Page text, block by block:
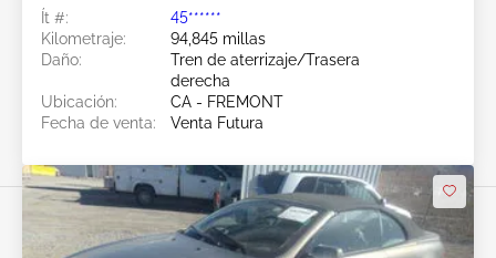
Ít #:
45******
Kilometraje:
94,845 millas
Daño:
Tren de aterrizaje/Trasera
derecha
Ubicación:
CA - FREMONT
Fecha de venta:
Venta Futura